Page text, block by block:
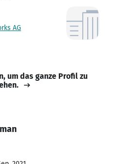
AG
um das ganze Profil zu